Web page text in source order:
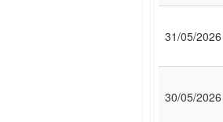
31/05/2026
30/05/2026